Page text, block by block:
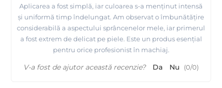
Aplicarea a fost simplă, iar culoarea s-a menținut intensă
și uniformă timp îndelungat. Am observat o îmbunătățire
considerabilă a aspectului sprâncenelor mele, iar primerul
a fost extrem de delicat pe piele. Este un produs esențial
pentru orice profesionist în machiaj.
V-a fost de ajutor această recenzie? Da Nu (0/0)